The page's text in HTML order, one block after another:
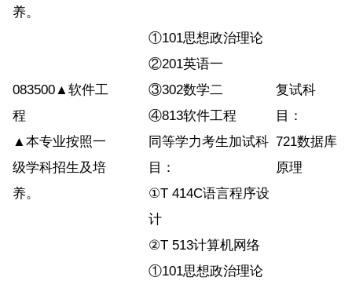
养。
复试科
目：
721数据库
原理
083500▲软件工
程
▲本专业按照一
级学科招生及培
养。
①101思想政治理论
②201英语一
③302数学二
④813软件工程
同等学力考生加试科
目：
①T 414C语言程序设
计
②T 513计算机网络
①101思想政治理论